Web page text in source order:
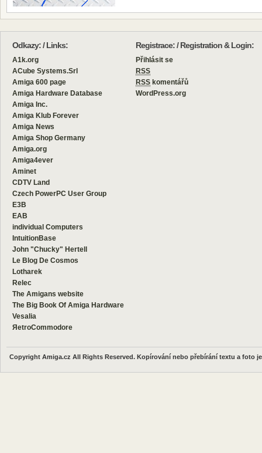
Odkazy: / Links:
A1k.org
ACube Systems.Srl
Amiga 600 page
Amiga Hardware Database
Amiga Inc.
Amiga Klub Forever
Amiga News
Amiga Shop Germany
Amiga.org
Amiga4ever
Aminet
CDTV Land
Czech PowerPC User Group
E3B
EAB
individual Computers
IntuitionBase
John "Chucky" Hertell
Le Blog De Cosmos
Lotharek
Relec
The Amigans website
The Big Book Of Amiga Hardware
Vesalia
ЯetroCommodore
Registrace: / Registration & Login:
Přihlásit se
RSS
RSS komentářů
WordPress.org
Copyright Amiga.cz All Rights Reserved. Kopírování nebo přebírání textu a foto